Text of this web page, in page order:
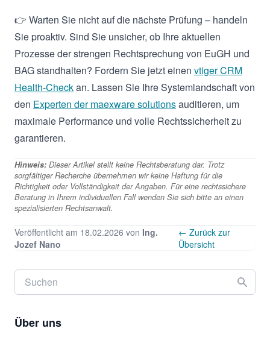
👉 Warten Sie nicht auf die nächste Prüfung – handeln
Sie proaktiv. Sind Sie unsicher, ob Ihre aktuellen
Prozesse der strengen Rechtsprechung von EuGH und
BAG standhalten? Fordern Sie jetzt einen vtiger CRM
Health-Checkan. Lassen Sie Ihre Systemlandschaft von
den Experten der maexware solutionsauditieren, um
maximale Performance und volle Rechtssicherheit zu
garantieren.
Hinweis: Dieser Artikel stellt keine Rechtsberatung dar. Trotz
sorgfältiger Recherche übernehmen wir keine Haftung für die
Richtigkeit oder Vollständigkeit der Angaben. Für eine rechtssichere
Beratung in Ihrem individuellen Fall wenden Sie sich bitte an einen
spezialisierten Rechtsanwalt.
Veröffentlicht am 18.02.2026 von Ing.
Jozef Nano
← Zurück zur
Übersicht
Über uns